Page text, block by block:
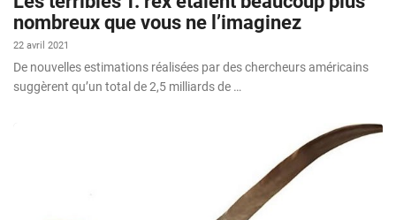
nombreux que vous ne l’imaginez
22 avril 2021
De nouvelles estimations réalisées par des chercheurs américains
suggèrent qu’un total de 2,5 milliards de …